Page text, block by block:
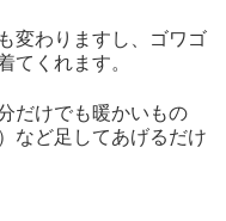
変わりますし、ゴワゴ
てくれます。
だけでも暖かいもの
など足してあげるだけ